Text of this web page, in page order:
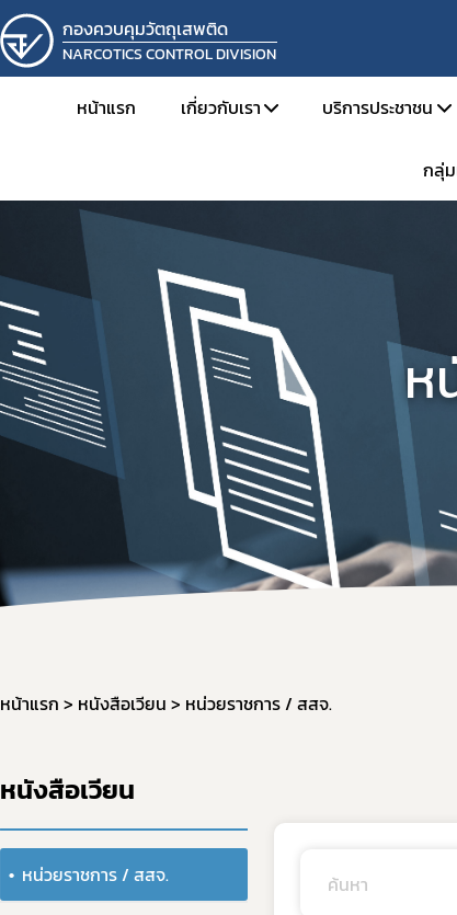
กองควบคุมวัตถุเสพติด
NARCOTICS CONTROL DIVISION
หน้าแรก เกี่ยวกับเรา
ทำเนียบผู้บริหาร
โครงสร้างและอัตรากำลัง
ภารกิจและหน้าที่
ผลการดำเนินงานของกอง
การดำเนินงานเป็นองค์กรคุณธรรม
รางวัลที่กองได้รับ
ภาพกิจกรรม
ติดต่อเรา
รับสมัครงาน
สำหรับเจ้าหน้าที่กองควบคุมวัตถุเส
จองห้องประชุม
บริการประชาชน
คู่มือประชาชน
ข้อมูลสถิติที่เกี่
กลุ่
ห
หน้าแรก หนังสือเวียน หน่วยราชการ / สสจ.
หนังสือเวียน
หน่วยราชการ / สสจ.